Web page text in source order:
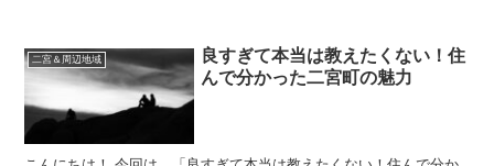
二宮＆周辺地域
良すぎて本当は教えたくない！住
んで分かった二宮町の魅力